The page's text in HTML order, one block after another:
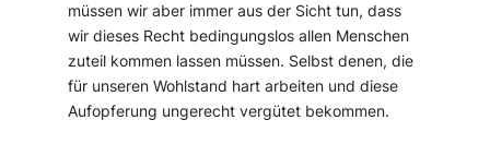
müssen wir aber immer aus der Sicht tun, dass
wir dieses Recht bedingungslos allen Menschen
zuteil kommen lassen müssen. Selbst denen, die
für unseren Wohlstand hart arbeiten und diese
Aufopferung ungerecht vergütet bekommen.